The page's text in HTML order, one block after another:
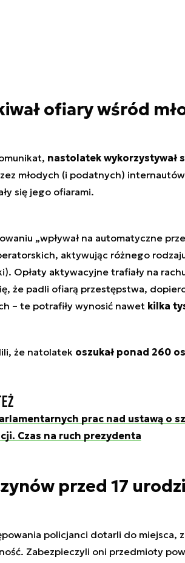
ofiary wśród
nastolatek wykorzystywał
młodych (i podatnych)
się jego ofiarami.
„wpływał na automatyczne
aktywując różnego
Opłaty aktywacyjne trafiały na
że padli ofiarą przestępstwa,
– te potrafiły wynosić nawet kilka
że natolatek oszukał ponad 260
prac nad ustawą o
Czas na ruch prezydenta
przed 17
policjanci dotarli do miejsca,
Zabezpieczyli oni przedmioty